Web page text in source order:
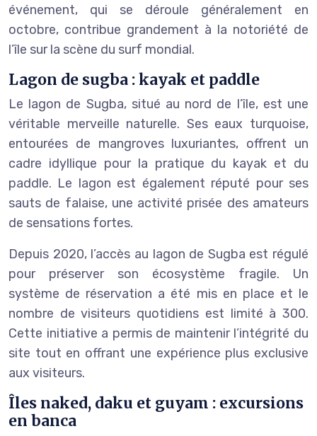
événement, qui se déroule généralement en
octobre, contribue grandement à la notoriété de
l’île sur la scène du surf mondial.
Lagon de sugba : kayak et paddle
Le lagon de Sugba, situé au nord de l’île, est une
véritable merveille naturelle. Ses eaux turquoise,
entourées de mangroves luxuriantes, offrent un
cadre idyllique pour la pratique du kayak et du
paddle. Le lagon est également réputé pour ses
sauts de falaise, une activité prisée des amateurs
de sensations fortes.
Depuis 2020, l’accès au lagon de Sugba est régulé
pour préserver son écosystème fragile. Un
système de réservation a été mis en place et le
nombre de visiteurs quotidiens est limité à 300.
Cette initiative a permis de maintenir l’intégrité du
site tout en offrant une expérience plus exclusive
aux visiteurs.
Îles naked, daku et guyam : excursions
en banca